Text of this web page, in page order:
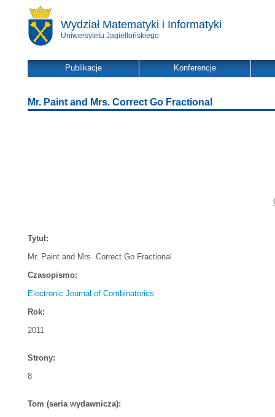
Wydział Matematyki i Informatyki
Uniwersytetu Jagiellońskiego
Publikacje Konferencje
Mr. Paint and Mrs. Correct Go Fractional
Tytuł:
Mr. Paint and Mrs. Correct Go Fractional
Czasopismo:
Electronic Journal of Combinatorics
Rok:
2011
Strony:
8
Tom (seria wydawnicza):